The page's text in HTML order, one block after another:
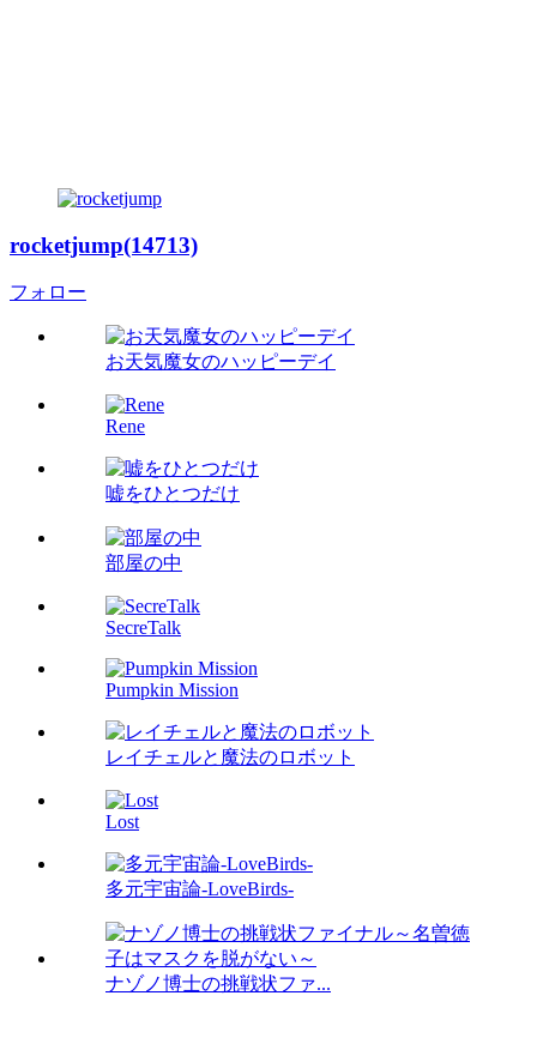
rocketjump(14713)
フォロー
お天気魔女のハッピーデイ
Rene
嘘をひとつだけ
部屋の中
SecreTalk
Pumpkin Mission
レイチェルと魔法のロボット
Lost
多元宇宙論-LoveBirds-
ナゾノ博士の挑戦状ファ...